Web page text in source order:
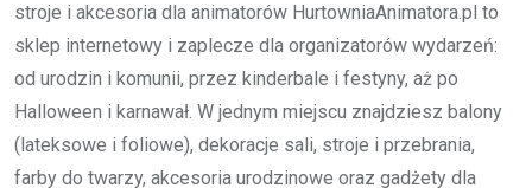
stroje i akcesoria dla animatorów HurtowniaAnimatora.pl to
sklep internetowy i zaplecze dla organizatorów wydarzeń:
od urodzin i komunii, przez kinderbale i festyny, aż po
Halloween i karnawał. W jednym miejscu znajdziesz balony
(lateksowe i foliowe), dekoracje sali, stroje i przebrania,
farby do twarzy, akcesoria urodzinowe oraz gadżety dla